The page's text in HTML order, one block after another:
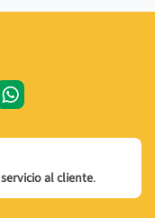
servicio al cliente.